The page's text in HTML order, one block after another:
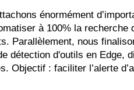
énormément
à 100% la recherche
Parallèlement, nous
détection d'outils en Edge,
Objectif : faciliter l’alerte